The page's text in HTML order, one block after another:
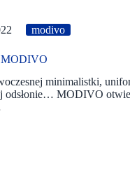
modivo
MODIVO
minimalistki,
odsłonie… MODIVO